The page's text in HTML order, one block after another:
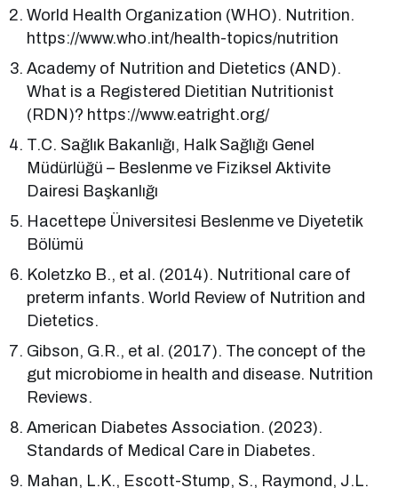
World Health Organization (WHO). Nutrition.
https://www.who.int/health-topics/nutrition
Academy of Nutrition and Dietetics (AND).
What is a Registered Dietitian Nutritionist
(RDN)? https://www.eatright.org/
T.C. Sağlık Bakanlığı, Halk Sağlığı Genel
Müdürlüğü – Beslenme ve Fiziksel Aktivite
Dairesi Başkanlığı
Hacettepe Üniversitesi Beslenme ve Diyetetik
Bölümü
Koletzko B., et al. (2014). Nutritional care of
preterm infants. World Review of Nutrition and
Dietetics.
Gibson, G.R., et al. (2017). The concept of the
gut microbiome in health and disease. Nutrition
Reviews.
American Diabetes Association. (2023).
Standards of Medical Care in Diabetes.
Mahan, L.K., Escott-Stump, S., Raymond, J.L.